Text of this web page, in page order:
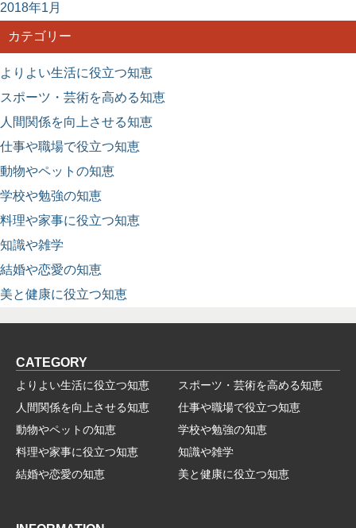
2018年1月
カテゴリー
よりよい生活に役立つ知恵
スポーツ・芸術を高める知恵
人間関係を向上させる知恵
仕事や職場で役立つ知恵
動物やペットの知恵
学校や勉強の知恵
料理や家事に役立つ知恵
知識や雑学
結婚や恋愛の知恵
美と健康に役立つ知恵
CATEGORY
よりよい生活に役立つ知恵
スポーツ・芸術を高める知恵
人間関係を向上させる知恵
仕事や職場で役立つ知恵
動物やペットの知恵
学校や勉強の知恵
料理や家事に役立つ知恵
知識や雑学
結婚や恋愛の知恵
美と健康に役立つ知恵